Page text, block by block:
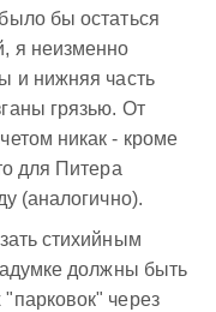
бы остаться
я неизменно
и нижняя часть
грязью. От
никак - кроме
для Питера
(аналогично).
стихийным
должны быть
через